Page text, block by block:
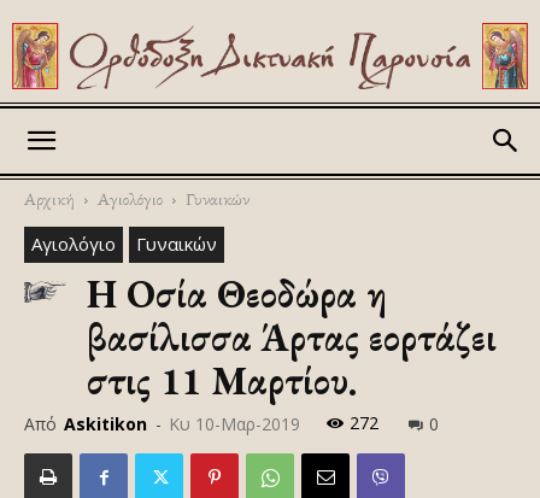
Αρχική Αγιολόγιο Γυναικών
Αγιολόγιο Γυναικών
Η Οσία Θεοδώρα η
βασίλισσα Άρτας εορτάζει
στις 11 Μαρτίου.
Από Askitikon - Κυ 10-Μαρ-2019 272 0